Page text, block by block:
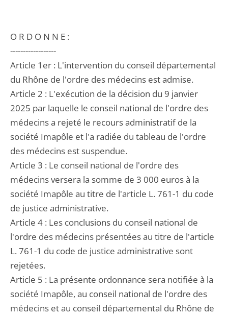
O R D O N N E :
------------------
Article 1er : L'intervention du conseil départemental
du Rhône de l'ordre des médecins est admise.
Article 2 : L'exécution de la décision du 9 janvier
2025 par laquelle le conseil national de l'ordre des
médecins a rejeté le recours administratif de la
société Imapôle et l'a radiée du tableau de l'ordre
des médecins est suspendue.
Article 3 : Le conseil national de l'ordre des
médecins versera la somme de 3 000 euros à la
société Imapôle au titre de l'article L. 761-1 du code
de justice administrative.
Article 4 : Les conclusions du conseil national de
l'ordre des médecins présentées au titre de l'article
L. 761-1 du code de justice administrative sont
rejetées.
Article 5 : La présente ordonnance sera notifiée à la
société Imapôle, au conseil national de l'ordre des
médecins et au conseil départemental du Rhône de